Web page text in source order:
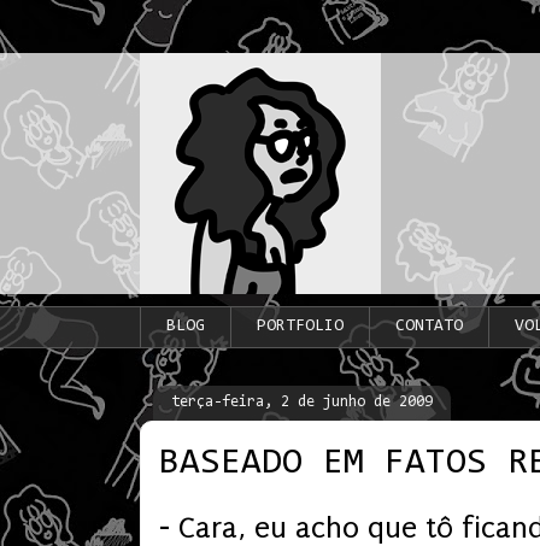
BLOG PORTFOLIO CONTATO
terça-feira, 2 de junho de 2009
BASEADO EM
- Cara, eu acho que tô